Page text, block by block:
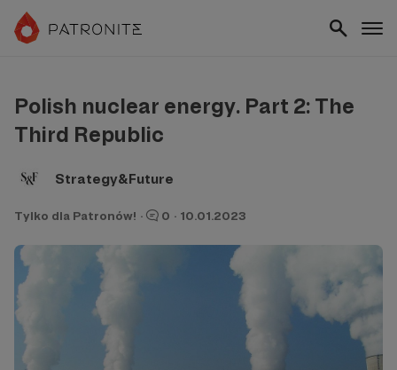
Polish nuclear energy. Part 2: The
Third Republic
Strategy&Future
Tylko dla Patronów! · 0 · 10.01.2023